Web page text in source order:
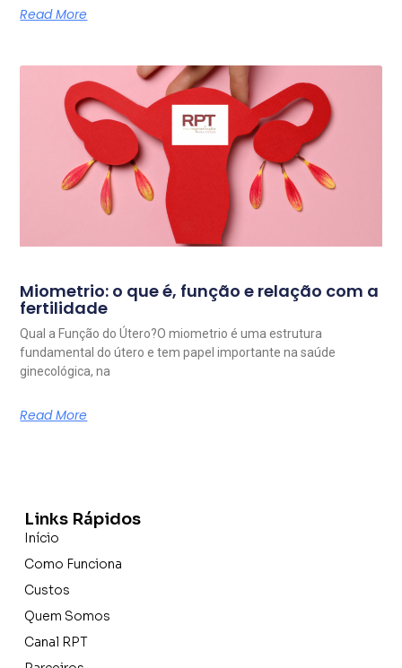
Read More
Miometrio: o que é, função e relação com a
fertilidade
Qual a Função do Útero?O miometrio é uma estrutura
fundamental do útero e tem papel importante na saúde
ginecológica, na
Read More
Links Rápidos
Início
Como Funciona
Custos
Quem Somos
Canal RPT